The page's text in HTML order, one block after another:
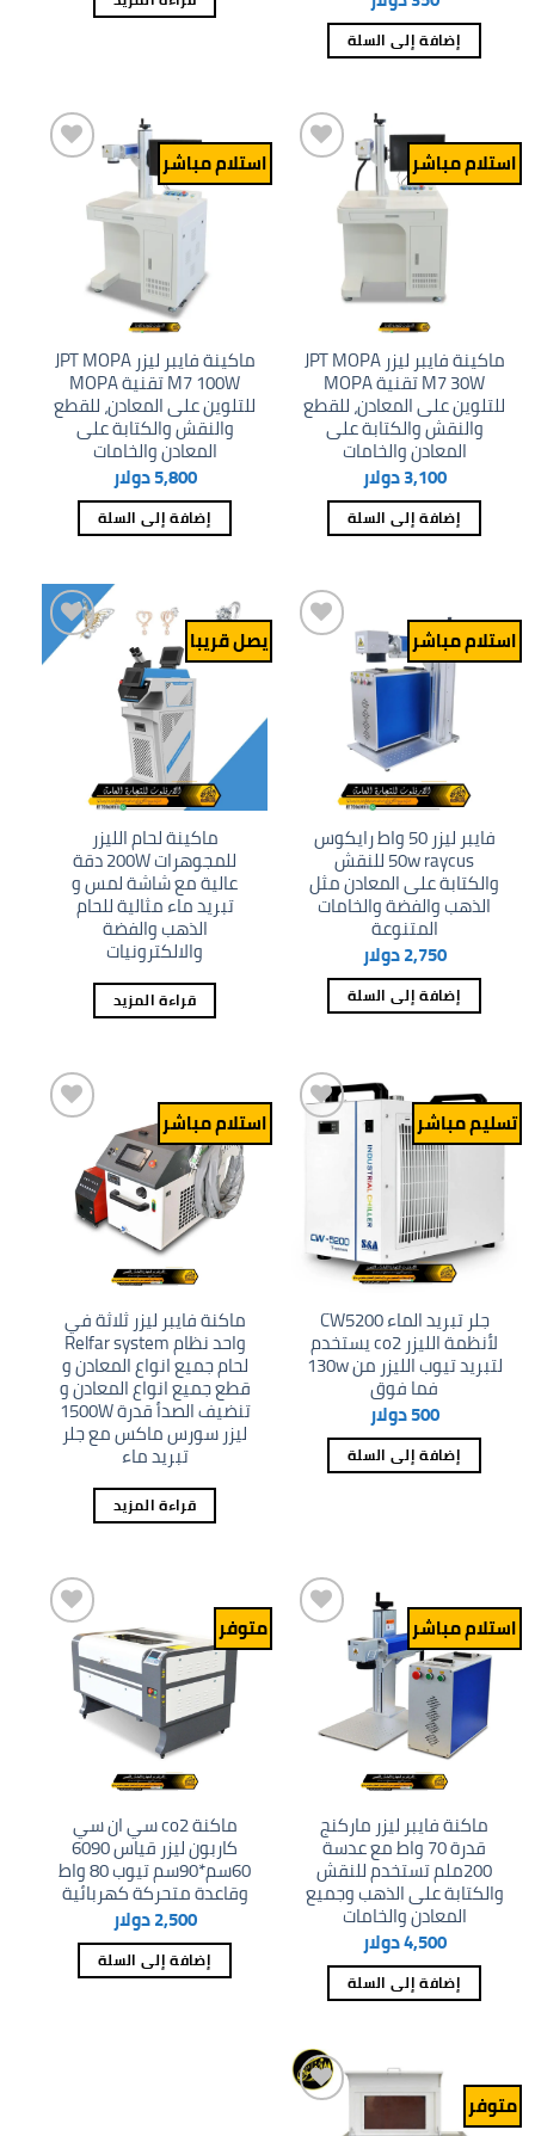
إضافة إلى السلة
استلام مباشر
wishlist
ماكينة فايبر ليزر JPT MOPA
M7 30W تقنية MOPA
للتلوين على المعادن، للقطع
والنقش والكتابة على
المعادن والخامات
3,100دولار
إضافة إلى السلة
استلام مباشر
wishlist
ماكينة فايبر ليزر JPT MOPA
M7 100W تقنية MOPA
للتلوين على المعادن، للقطع
والنقش والكتابة على
المعادن والخامات
5,800دولار
إضافة إلى السلة
استلام مباشر
فايبر ليزر 50 واط رايكوس
50w raycus للنقش
والكتابة على المعادن مثل
الذهب والفضة والخامات
المتنوعة
2,750دولار
إضافة إلى السلة
يصل قريبا
Add to
ماكينة لحام الليزر
للمجوهرات 200W دقة
عالية مع شاشة لمس و
تبريد ماء مثالية للحام
الذهب والفضة
والالكترونيات
قراءة المزيد
تسليم مباشر
Add to
جلر تبريد الماء CW5200
لأنظمة الليزر co2 يستخدم
لتبريد تيوب الليزر من 130w
فما فوق
500دولار
إضافة إلى السلة
استلام مباشر
wishlist
ماكنة فايبر ليزر ثلاثة في
واحد نظام Relfar system
لحام جميع انواع المعادن و
قطع جميع انواع المعادن و
تنضيف الصدأ قدرة 1500W
ليزر سورس ماكس مع جلر
تبريد ماء
قراءة المزيد
استلام مباشر
ماكنة فايبر ليزر ماركنج
قدرة 70 واط مع عدسة
200ملم تستخدم للنقش
والكتابة على الذهب وجميع
المعادن والخامات
4,500دولار
إضافة إلى السلة
متوفر
Add to
wishlist
ماكنة co2 سي ان سي
كاربون ليزر قياس 6090
60سم*90سم تيوب 80 واط
وقاعدة متحركة كهربائية
2,500دولار
إضافة إلى السلة
متوفر